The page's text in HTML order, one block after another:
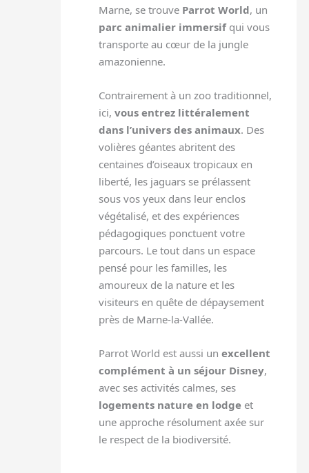
Marne, se trouve Parrot World, un
parc animalier immersifqui vous
transporte au cœur de la jungle
amazonienne.
Contrairement à un zoo traditionnel,
ici,vous entrez littéralement
dans l’univers des animaux. Des
volières géantes abritent des
centaines d’oiseaux tropicaux en
liberté, les jaguars se prélassent
sous vos yeux dans leur enclos
végétalisé, et des expériences
pédagogiques ponctuent votre
parcours. Le tout dans un espace
pensé pour les familles, les
amoureux de la nature et les
visiteurs en quête de dépaysement
près de Marne-la-Vallée.
Parrot World est aussi unexcellent
complément à un séjour Disney,
avec ses activités calmes, ses
logements nature en lodge et
une approche résolument axée sur
le respect de la biodiversité.